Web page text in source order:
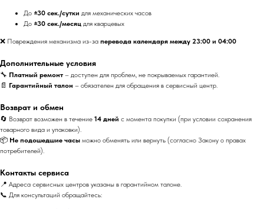
До ±30 сек./сутки для механических часов
До ±30 сек./месяц для кварцевых
❌ Повреждения механизма из-за перевода календаря между 23:00 и 04:00
Дополнительные условия
🔧 Платный ремонт – доступен для проблем, не покрываемых гарантией.
📄 Гарантийный талон – обязателен для обращения в сервисный центр.
Возврат и обмен
🔄 Возврат возможен в течение 14 дней с момента покупки (при условии сохранения
товарного вида и упаковки).
📦 Не подошедшие часы можно обменять или вернуть (согласно Закону о правах
потребителей).
Контакты сервиса
📍 Адреса сервисных центров указаны в гарантийном талоне.
📞 Для консультаций обращайтесь: